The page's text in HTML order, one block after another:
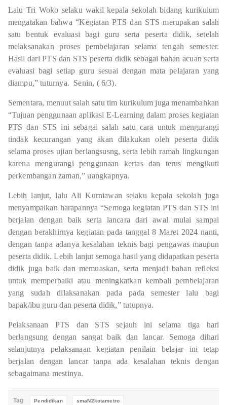
Lalu Tri Woko selaku wakil kepala sekolah bidang kurikulum
mengatakan bahwa “Kegiatan PTS dan STS merupakan salah
satu bentuk evaluasi bagi guru serta peserta didik, setelah
melaksanakan proses pembelajaran selama tengah semester.
Hasil dari PTS dan STS peserta didik sebagai bahan acuan serta
evaluasi bagi setiap guru sesuai dengan mata pelajaran yang
diampu,” tuturnya. Senin, ( 6/3).
Sementara, menuut salah satu tim kurikulum juga menambahkan
“Tujuan penggunaan aplikasi E-Learning dalam proses kegiatan
PTS dan STS ini sebagai salah satu cara untuk mengurangi
tindak kecurangan yang akan dilakukan oleh peserta didik
selama proses ujian berlangsusng, serta lebih ramah lingkungan
karena mengurangi penggunaan kertas dan terus mengikuti
perkembangan zaman,” uangkapnya.
Lebih lanjut, lalu Ali Kurniawan selaku kepala sekolah juga
menyampaikan harapannya “Semoga kegiatan PTS dan STS ini
berjalan dengan baik serta lancara dari awal mulai sampai
dengan berakhirnya kegiatan pada tanggal 8 Maret 2024 nanti,
dengan tanpa adanya kesalahan teknis bagi pengawas maupun
peserta didik. Lebih lanjut semoga hasil yang didapatkan peserta
didik juga baik dan memuaskan, serta menjadi bahan refleksi
untuk memperbaiki atau meningkatkan kembali pembelajaran
yang sudah dilaksanakan pada pada semester lalu bagi
bapak/ibu guru dan peserta didik,” tutupnya.
Pelaksanaan PTS dan STS sejauh ini selama tiga hari
berlangsung dengan sangat baik dan lancar. Semoga dihari
selanjutnya pelaksanaan kegiatan penilain belajar ini tetap
berjalan dengan lancar tanpa ada kesalahan teknis dengan
sebagaimana mestinya.
Tag Pendidikan smaN2kotametro